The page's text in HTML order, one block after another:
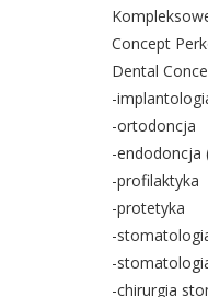
Concept
Dental
-
-ortodoncja
-endodoncja
-profilaktyka
-protetyka
-
-
-chirurgia